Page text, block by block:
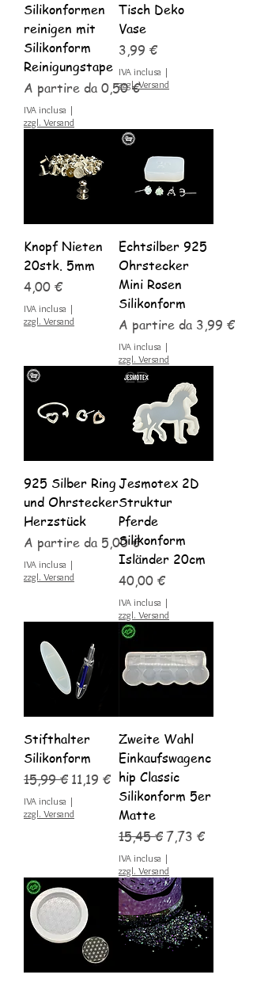
Silikonformen
reinigen mit
Silikonform
Reinigungstape
A partire da 0,50 €
Prezzo scontato
IVA inclusa |
zzgl. Versand
Tisch Deko
Vase
Prezzo
3,99 €
IVA inclusa |
zzgl. Versand
Knopf Nieten
20stk. 5mm
Prezzo
4,00 €
IVA inclusa |
zzgl. Versand
Echtsilber 925
Ohrstecker
Mini Rosen
Silikonform
A partire da 3,99 €
Prezzo scontato
IVA inclusa |
zzgl. Versand
925 Silber Ring
und Ohrstecker
Herzstück
A partire da 5,00 €
Prezzo scontato
IVA inclusa |
zzgl. Versand
Jesmotex 2D
Struktur
Pferde
Silikonform
Isländer 20cm
Prezzo
40,00 €
IVA inclusa |
zzgl. Versand
Stifthalter
Silikonform
Prezzo regolare
15,99 € Prezzo scontato
11,19 €
IVA inclusa |
zzgl. Versand
Zweite Wahl
Einkaufswagenc
hip Classic
Silikonform 5er
Matte
Prezzo regolare
15,45 €Prezzo scontato
7,73 €
IVA inclusa |
zzgl. Versand